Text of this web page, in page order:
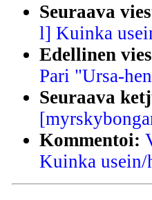
Seuraava
l] Kuinka
Edellinen
Pari "Ursa-
Seuraava
Kommentoi:
Kuinka usein/